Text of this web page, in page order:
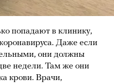
попадают в клинику,
Даже если
они должны
недели. Там же они
крови. Врачи,